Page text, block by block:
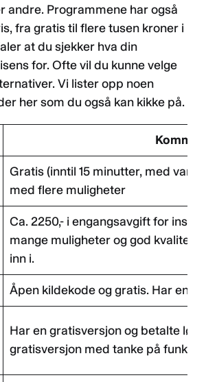
andre. Programmene har også
fra gratis til flere tusen kroner i
at du sjekker hva din
for. Ofte vil du kunne velge
Vi lister opp noen
her som du også kan kikke på.
Gratis (inntil 15 minutter, med
med flere muligheter
Ca. 2250,- i engangsavgift for
mange muligheter og god kvalitet,
inn i.
Åpen kildekode og gratis. Har en
Har en gratisversjon og betalte
gratisversjon med tanke på